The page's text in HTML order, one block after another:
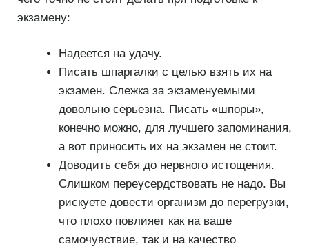
экзамену:
Надеется на удачу.
Писать шпаргалки с целью взять их на
экзамен. Слежка за экзаменуемыми
довольно серьезна. Писать «шпоры»,
конечно можно, для лучшего запоминания,
а вот приносить их на экзамен не стоит.
Доводить себя до нервного истощения.
Слишком переусердствовать не надо. Вы
рискуете довести организм до перегрузки,
что плохо повлияет как на ваше
самочувствие, так и на качество